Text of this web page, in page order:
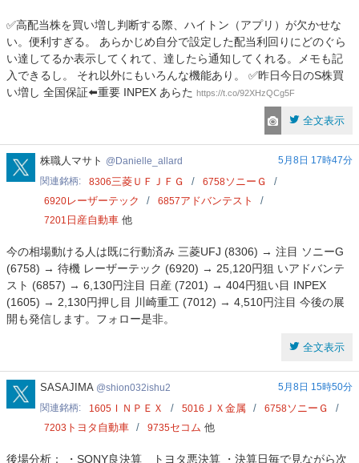
✅高配当株を買い増し判断する際、ハイトン（アプリ）が欠かせな
い。便利すぎる。 あらかじめ自分で設定した配当利回りにどのぐら
い達してるか表示してくれて、達したら通知してくれる。メモも記
入できるし。 それ以外にもいろんな機能あり。 ✅昨日今日のS株買
い増し 全国保証⬅️重要 INPEX あらた https://t.co/92XHzQCg5F
全文表示
Danielle_allard
株職人マサト Danielle_allard
5月8日 17時47分
関連銘柄
8306三菱ＵＦＪＦＧ 6758ソニーＧ
6920レーザーテック 6857アドバンテスト
7201 日産自動車 他
今の相場動ける人は既に行動済み 三菱UFJ (8306) → 注目 ソニーG
(6758) → 待機 レーザーテック (6920) → 25,120円狙 いアドバンテ
スト (6857) → 6,130円注目 日産 (7201) → 404円狙い目 INPEX
(1605) → 2,130円押し目 川崎重工 (7012) → 4,510円注目 今後の展
開も発信します。フォロー是非。
全文表示
shion032ishu2
SASAJIMA shion032ishu2
5月8日 15時50分
関連銘柄
1605 ＩＮＰＥＸ 5016 ＪＸ金属 6758ソニーＧ
7203 トヨタ自動車 9735セコム 他
後場分析： ・SONY良決算 トヨタ悪決算 ・決算日毎で見ながら次